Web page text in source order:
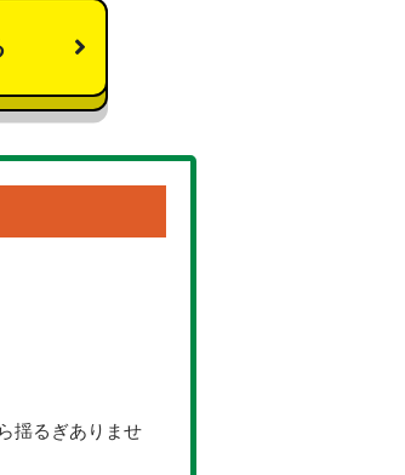
揺るぎありませ